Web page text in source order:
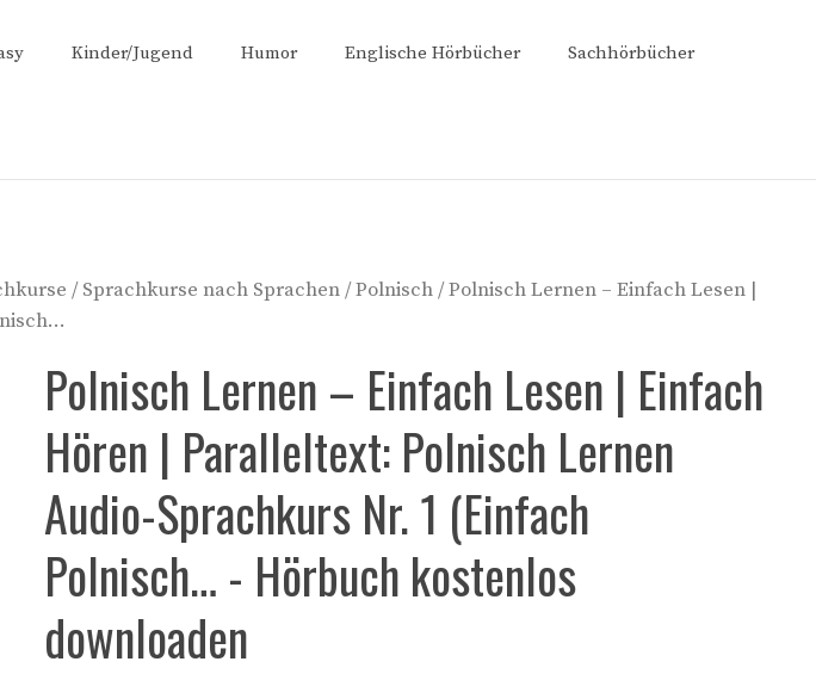
Kinder/Jugend Humor Englische Hörbücher
Sachhörbücher
/Sprachkurse nach Sprachen/Polnisch/ Polnisch Lernen – Einfach Lesen |
Polnisch Lernen – Einfach Lesen | Einfach
Hören | Paralleltext: Polnisch Lernen
Audio-Sprachkurs Nr. 1 (Einfach
Polnisch… - Hörbuch kostenlos
downloaden